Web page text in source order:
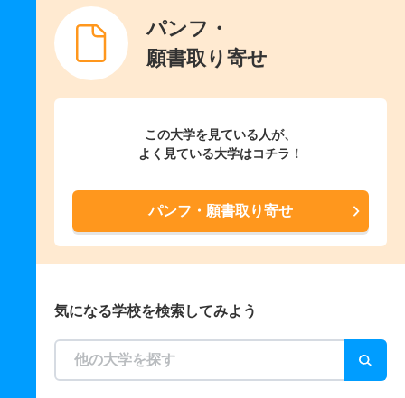
パンフ・
願書取り寄せ
この大学を見ている人が、
よく見ている大学はコチラ！
パンフ・願書取り寄せ
気になる学校を検索してみよう